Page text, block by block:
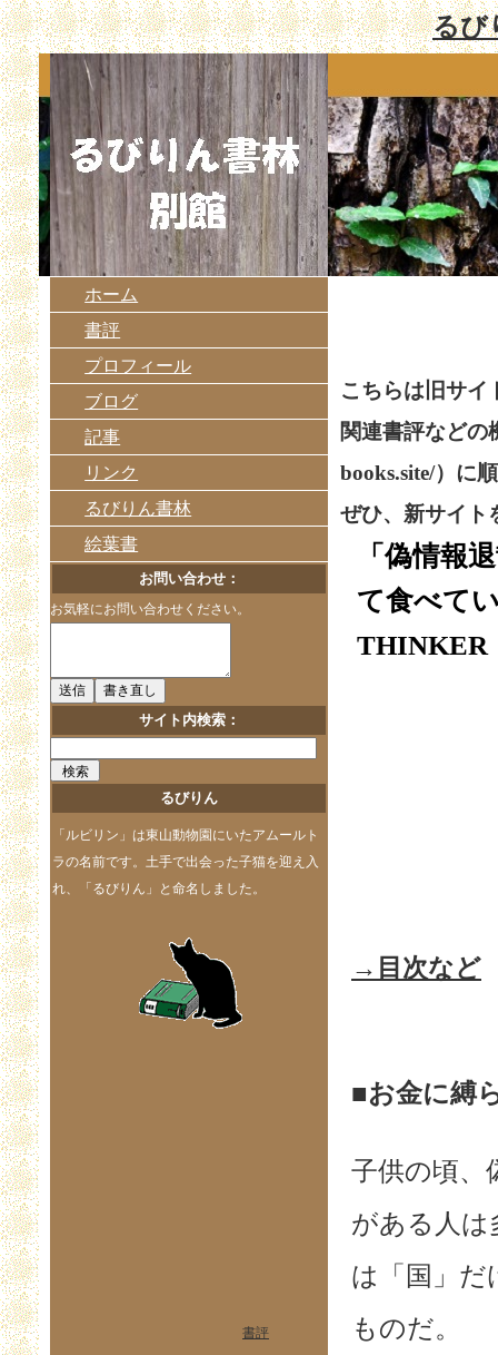
るび
こちらは旧サイ
関連書評などの
books.site/）に
ぜひ、新サイト
「偽情報
て食べて
THINKER
→目次など
■お金に縛
子供の頃、
がある人は
は「国」
ものだ。
ホーム
書評
プロフィール
ブログ
記事
リンク
るびりん書林
絵葉書
お問い合わせ：
お気軽にお問い合わせください。
サイト内検索：
るびりん
「ルビリン」は東山動物園にいたアムールト
ラの名前です。土手で出会った子猫を迎え入
れ、「るびりん」と命名しました。
書評